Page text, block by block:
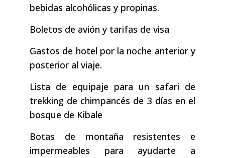
bebidas alcohólicas y propinas.
Boletos de avión y tarifas de visa
Gastos de hotel por la noche anterior y
posterior al viaje.
Lista de equipaje para un safari de
trekking de chimpancés de 3 días en el
bosque de Kibale
Botas de montaña resistentes e
impermeables para ayudarte a